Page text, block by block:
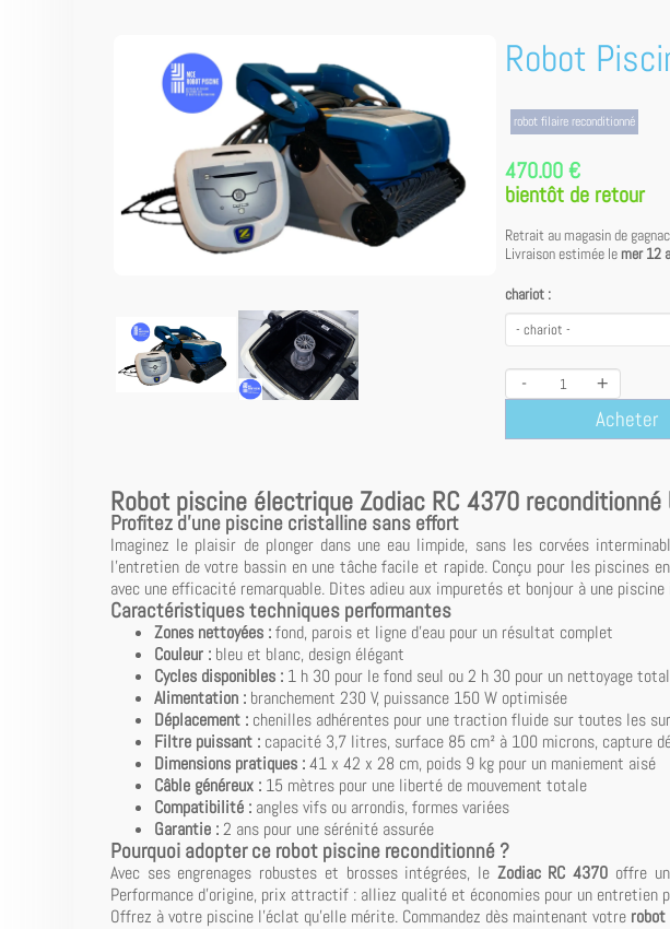
Robot
robot filaire reconditionné
470.00 €
bientôt de retour
Retrait au magasin de
Livraison estimée le mer 12
chariot :
- +
Acheter
Robot piscine électrique Zodiac RC 4370 reconditionné
Profitez d'une piscine cristalline sans effort
Imaginez le plaisir de plonger dans une eau limpide, sans les corvées
l'entretien de votre bassin en une tâche facile et rapide. Conçu pour les
avec une efficacité remarquable. Dites adieu aux impuretés et bonjour à une
Caractéristiques techniques performantes
Zones nettoyées :fond, parois et ligne d'eau pour un résultat complet
Couleur : bleu et blanc, design élégant
Cycles disponibles : 1 h 30 pour le fond seul ou 2 h 30 pour un nettoyage total
Alimentation : branchement 230 V, puissance 150 W optimisée
Déplacement : chenilles adhérentes pour une traction fluide sur toutes les
Filtre puissant : capacité 3,7 litres, surface 85 cm² à 100 microns, capture
Dimensions pratiques :41 x 42 x 28 cm, poids 9 kg pour un maniement aisé
Câble généreux : 15 mètres pour une liberté de mouvement totale
Compatibilité : angles vifs ou arrondis, formes variées
Garantie :2 ans pour une sérénité assurée
Pourquoi adopter ce robot piscine reconditionné ?
Avec ses engrenages robustes et brosses intégrées, le Zodiac RC 4370 offre
Performance d'origine, prix attractif : alliez qualité et économies pour un entretien
Offrez à votre piscine l'éclat qu'elle mérite. Commandez dès maintenant votre robot